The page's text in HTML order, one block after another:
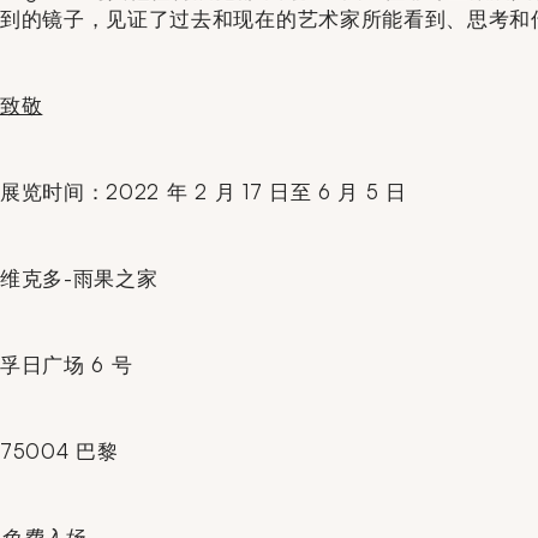
到的镜子，见证了过去和现在的艺术家所能看到、思考和
致敬
展览时间：2022 年 2 月 17 日至 6 月 5 日
维克多-雨果之家
孚日广场 6 号
75004 巴黎